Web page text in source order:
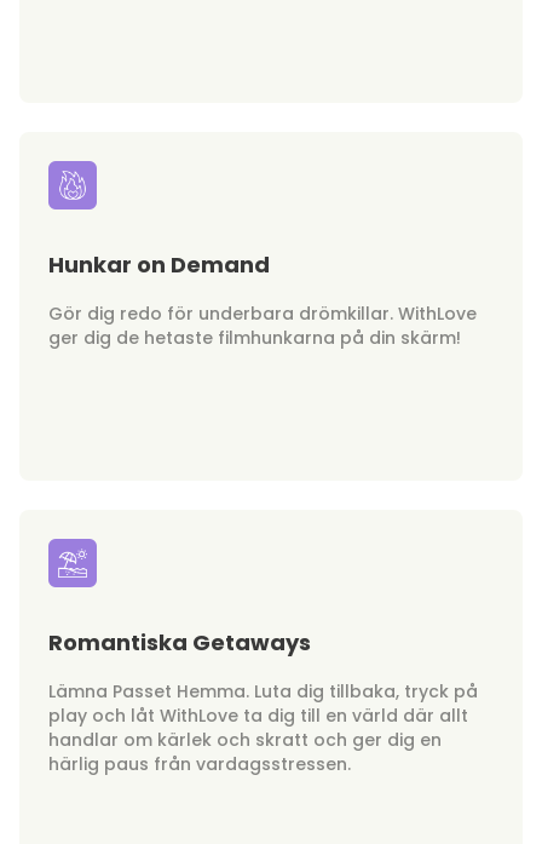
Hunkar on Demand
Gör dig redo för underbara drömkillar. WithLove
ger dig de hetaste filmhunkarna på din skärm!
Romantiska Getaways
Lämna Passet Hemma. Luta dig tillbaka, tryck på
play och låt WithLove ta dig till en värld där allt
handlar om kärlek och skratt och ger dig en
härlig paus från vardagsstressen.